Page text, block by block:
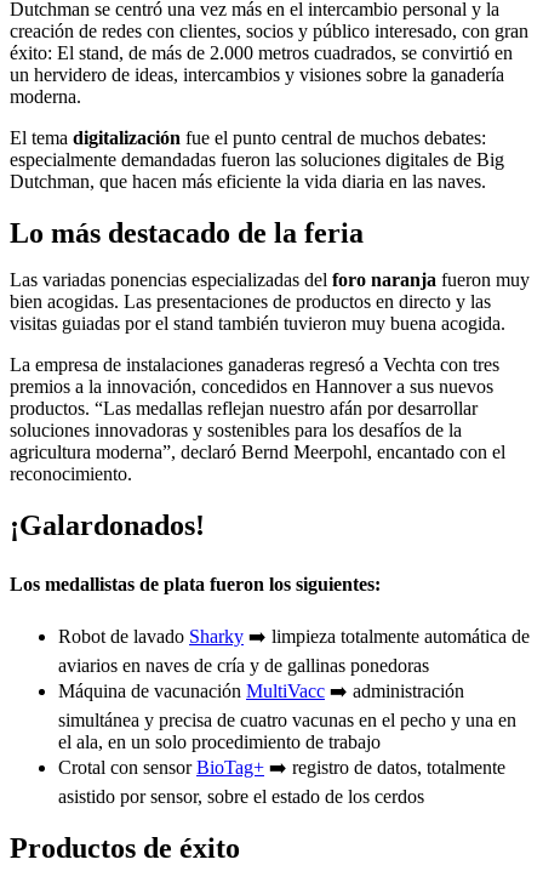
Dutchman se centró una vez más en el intercambio personal y la
creación de redes con clientes, socios y público interesado, con gran
éxito: El stand, de más de 2.000 metros cuadrados, se convirtió en
un hervidero de ideas, intercambios y visiones sobre la ganadería
moderna.
El tema digitalización fue el punto central de muchos debates:
especialmente demandadas fueron las soluciones digitales de Big
Dutchman, que hacen más eficiente la vida diaria en las naves.
Lo más destacado de la feria
Las variadas ponencias especializadas del foro naranja fueron muy
bien acogidas. Las presentaciones de productos en directo y las
visitas guiadas por el stand también tuvieron muy buena acogida.
La empresa de instalaciones ganaderas regresó a Vechta con tres
premios a la innovación, concedidos en Hannover a sus nuevos
productos. “Las medallas reflejan nuestro afán por desarrollar
soluciones innovadoras y sostenibles para los desafíos de la
agricultura moderna”, declaró Bernd Meerpohl, encantado con el
reconocimiento.
¡Galardonados!
Los medallistas de plata fueron los siguientes:
Robot de lavado Sharky ➡️ limpieza totalmente automática de
aviarios en naves de cría y de gallinas ponedoras
Máquina de vacunación MultiVacc ➡️ administración
simultánea y precisa de cuatro vacunas en el pecho y una en
el ala, en un solo procedimiento de trabajo
Crotal con sensorBioTag+ ➡️ registro de datos, totalmente
asistido por sensor, sobre el estado de los cerdos
Productos de éxito